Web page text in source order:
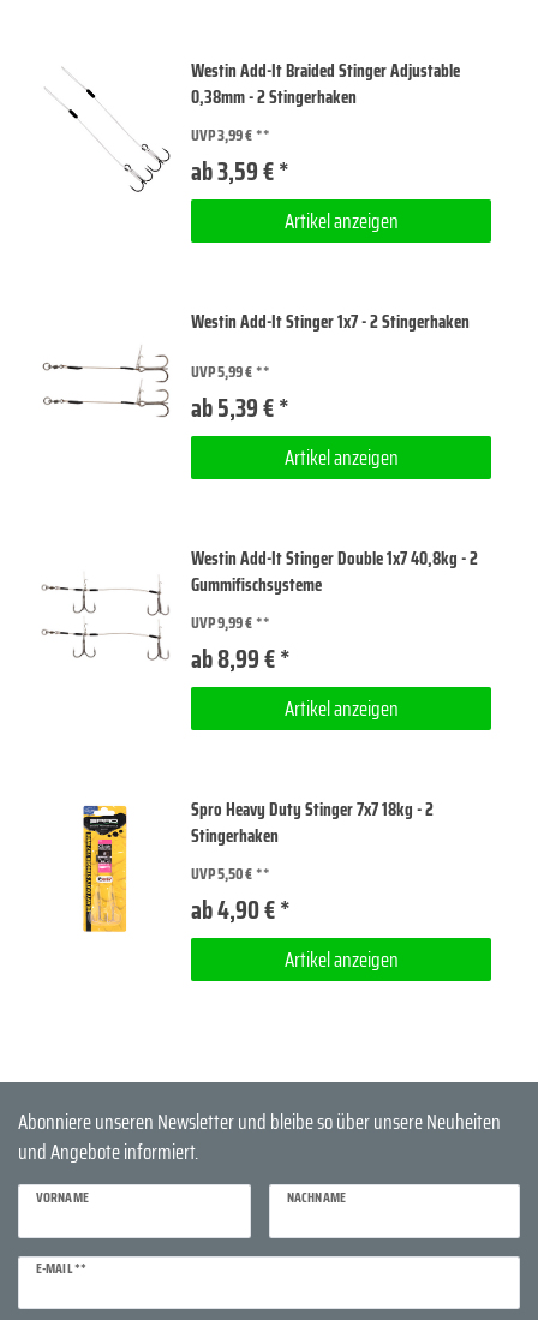
Westin Add-It Braided Stinger Adjustable
0,38mm - 2 Stingerhaken
UVP 3,99 €
ab 3,59 € *
Artikel anzeigen
Westin Add-It Stinger 1x7 - 2 Stingerhaken
UVP 5,99 €
ab 5,39 € *
Artikel anzeigen
Westin Add-It Stinger Double 1x7 40,8kg - 2
Gummifischsysteme
UVP 9,99 €
ab 8,99 € *
Artikel anzeigen
Spro Heavy Duty Stinger 7x7 18kg - 2
Stingerhaken
UVP 5,50 €
ab 4,90 € *
Artikel anzeigen
Abonniere unseren Newsletter und bleibe so über unsere Neuheiten
und Angebote informiert.
VORNAME NACHNAME
E-MAIL **
Newsletter
Honig